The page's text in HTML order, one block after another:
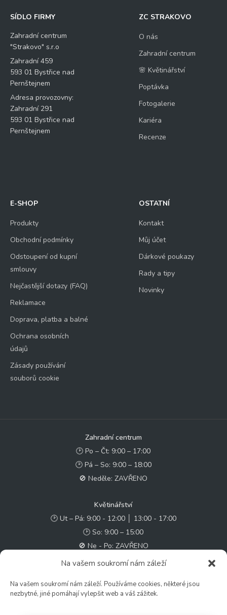
Na vašem soukromí nám záleží
Na vašem soukromí nám záleží. Používáme cookies, některé jsou
nezbytné, jiné pomáhají vylepšit web a váš zážitek.
SÍDLO FIRMY
Zahradní centrum
"Strakovo" s.r.o
Zahradní 459
593 01 Bystřice nad
Pernštejnem
Adresa provozovny:
Zahradní 291
593 01 Bystřice nad
Pernštejnem
ZC STRAKOVO
O nás
Zahradní centrum
🌸 Květinářství
Poptávka
Fotogalerie
Kariéra
Recenze
E-SHOP
Produkty
Obchodní podmínky
Odstoupení od kupní
smlouvy
Nejčastější dotazy (FAQ)
Reklamace
Doprava, platba a balné
Ochrana osobních
údajů
Zásady používání
souborů cookie
OSTATNÍ
Kontakt
Můj účet
Dárkové poukazy
Rady a tipy
Novinky
Zahradní centrum
🕑 Po – Čt: 9:00 – 17:00
🕑 Pá – So: 9:00 – 18:00
🚫 Neděle: ZAVŘENO
Květinářství
🕑 Ut – Pá: 9:00 - 12:00 │ 13:00 - 17:00
🕑 So: 9:00 – 15:00
🚫 Ne - Po: ZAVŘENO
✉️ e-shop@zcstrakovo.cz